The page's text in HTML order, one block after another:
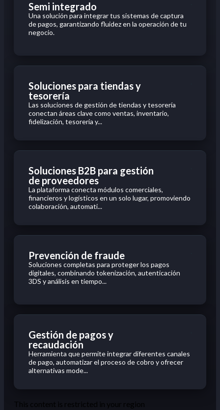
Semi integrado
Una solución para integrartus sistemas de captura
de pagos, garantizando fluidezen la operación detu
negocio.
Soluciones para tiendas y
tesorería
Las soluciones de gestión de tiendas y tesorería
conectan áreas clave como ventas, inventario,
fidelización, tesorería y...
Soluciones B2B para gestión
de proveedores
La plataforma conecta módulos comerciales,
financieros y logísticos en un solo lugar, promoviendo
colaboración, automati...
Prevención de fraude
Soluciones completas para proteger los pagos
digitales, combinando tokenización, autenticación
3DS y análisis en tiempo...
Gestión de pagos y
recaudación
Herramienta que permite integrar diferentes canales
de pago, automatizar el proceso de cobro y ofrecer
alternativas mode...
This content is restricted in your region